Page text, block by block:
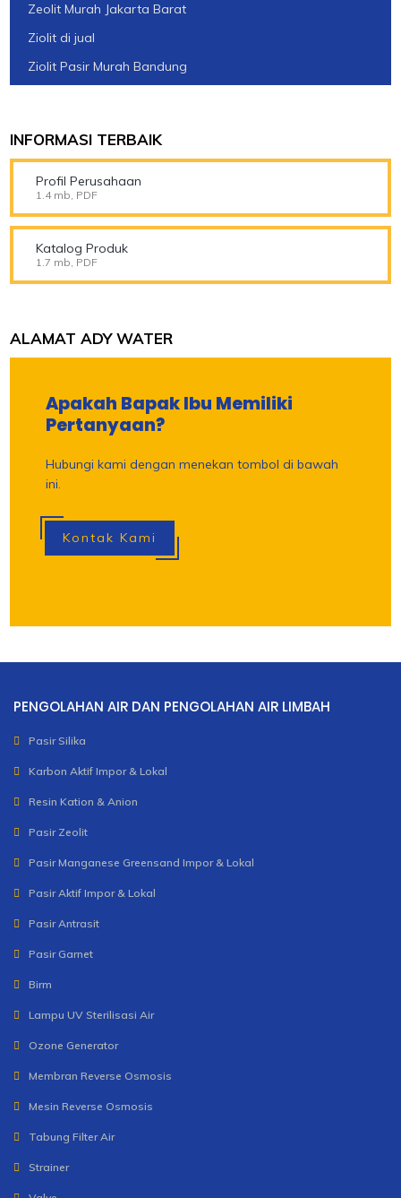
Zeolit Murah Jakarta Barat
Ziolit di jual
Ziolit Pasir Murah Bandung
INFORMASI TERBAIK
Profil Perusahaan
1.4 mb, PDF
Katalog Produk
1.7 mb, PDF
ALAMAT ADY WATER
Apakah Bapak Ibu Memiliki
Pertanyaan?
Hubungi kami dengan menekan tombol di bawah
ini.
Kontak Kami
PENGOLAHAN AIR DAN PENGOLAHAN AIR LIMBAH
Pasir Silika
Karbon Aktif Impor & Lokal
Resin Kation & Anion
Pasir Zeolit
Pasir Manganese Greensand Impor & Lokal
Pasir Aktif Impor & Lokal
Pasir Antrasit
Pasir Garnet
Birm
Lampu UV Sterilisasi Air
Ozone Generator
Membran Reverse Osmosis
Mesin Reverse Osmosis
Tabung Filter Air
Strainer